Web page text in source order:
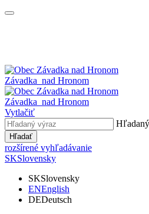
Závadka nad Hronom
Závadka nad Hronom
Vytlačiť
Hľadať
rozšírené vyhľadávanie
SKSlovensky
SKSlovensky
ENEnglish
DEDeutsch